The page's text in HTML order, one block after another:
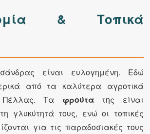
& Τοπικά
είναι ευλογημένη. Εδώ
από τα καλύτερα αγροτικά
Πέλλας. Τα φρούτατης είναι
γλυκύτητά τους, ενώ οι τοπικές
για τις παραδοσιακές τους